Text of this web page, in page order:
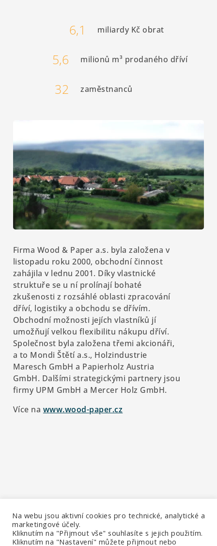
6,1 miliardy Kč obrat
5,6 milionů m³ prodaného dříví
32 zaměstnanců
Firma Wood & Paper a.s. byla založena v
listopadu roku 2000, obchodní činnost
zahájila v lednu 2001. Díky vlastnické
struktuře se u ní prolínají bohaté
zkušenosti z rozsáhlé oblasti zpracování
dříví, logistiky a obchodu se dřívím.
Obchodní možnosti jejích vlastníků jí
umožňují velkou flexibilitu nákupu dříví.
Společnost byla založena třemi akcionáři,
a to Mondi Štětí a.s., Holzindustrie
Maresch GmbH a Papierholz Austria
GmbH. Dalšími strategickými partnery jsou
firmy UPM GmbH a Mercer Holz GmbH.
Více na www.wood-paper.cz
Na webu jsou aktivní cookies pro technické, analytické a
marketingové účely.
Kliknutím na "Přijmout vše" souhlasíte s jejich použitím.
Kliknutím na "Nastavení" můžete přijmout nebo